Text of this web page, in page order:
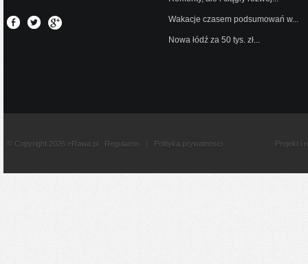
Wakacje czasem podsumowań w...
Nowa łódź za 50 tys. zł...
© Copyright 2026 eRawa.pl Regulamin | Polityka prywatnosci Projekt i